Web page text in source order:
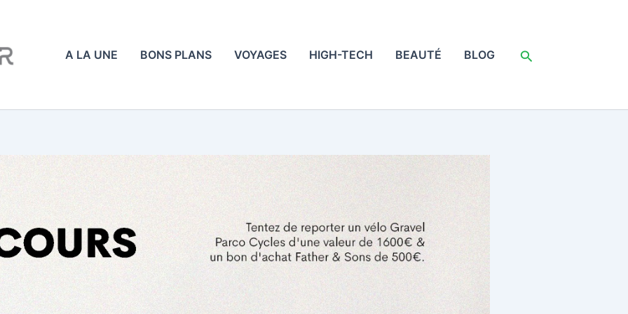
A LA UNE BONS PLANS VOYAGES HIGH-TECH BEAUTÉ BLOG Rechercher